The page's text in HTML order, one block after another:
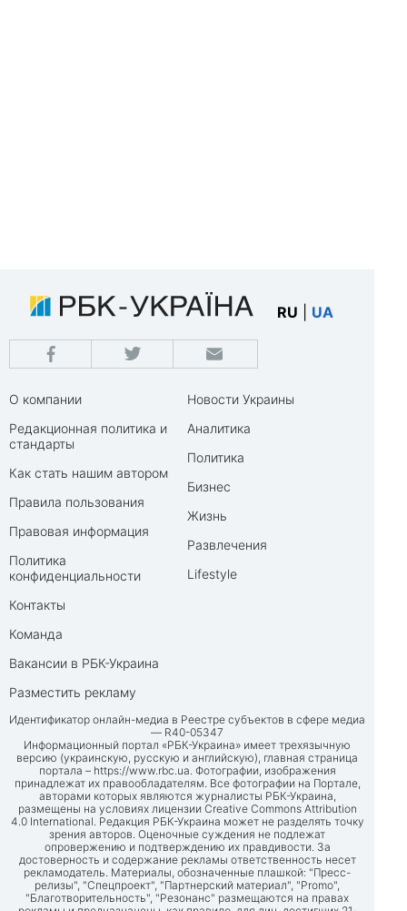
RU UA
О компании
Редакционная политика и
стандарты
Как стать нашим автором
Правила пользования
Правовая информация
Политика
конфиденциальности
Контакты
Команда
Вакансии в РБК-Украина
Разместить рекламу
Новости Украины
Аналитика
Политика
Бизнес
Жизнь
Развлечения
Lifestyle
Идентификатор онлайн-медиа в Реестре субъектов в сфере медиа
— R40-05347
Информационный портал «РБК-Украина» имеет трехязычную
версию (украинскую, русскую и английскую), главная страница
портала – https://www.rbc.ua. Фотографии, изображения
принадлежат их правообладателям. Все фотографии на Портале,
авторами которых являются журналисты РБК-Украина,
размещены на условиях лицензии Creative Commons Attribution
4.0 International. Редакция РБК-Украина может не разделять точку
зрения авторов. Оценочные суждения не подлежат
опровержению и подтверждению их правдивости. За
достоверность и содержание рекламы ответственность несет
рекламодатель. Материалы, обозначенные плашкой: "Пресс-
релизы", "Спецпроект", "Партнерский материал", "Promo",
"Благотворительность", "Резонанс" размещаются на правах